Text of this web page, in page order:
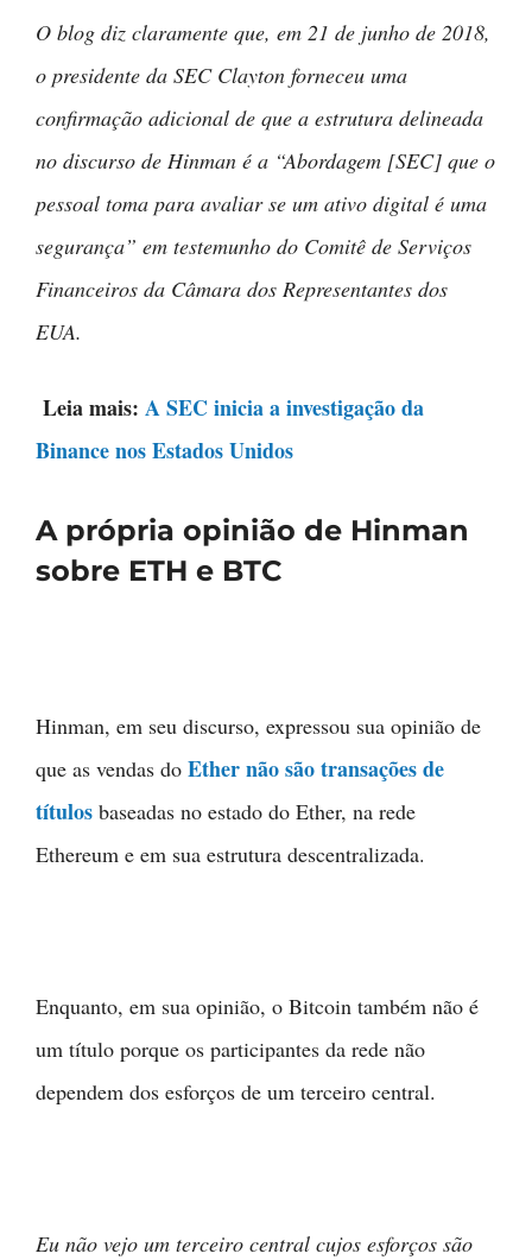
O blog diz claramente que, em 21 de junho de 2018,
o presidente da SEC Clayton forneceu uma
confirmação adicional de que a estrutura delineada
no discurso de Hinman é a “Abordagem [SEC] que o
pessoal toma para avaliar se um ativo digital é uma
segurança” em testemunho do Comitê de Serviços
Financeiros da Câmara dos Representantes dos
EUA.
Leia mais: A SEC inicia a investigação da
Binance nos Estados Unidos
A própria opinião de Hinman
sobre ETH e BTC
Hinman, em seu discurso, expressou sua opinião de
que as vendas do Ether não são transações de
títulos baseadas no estado do Ether, na rede
Ethereum e em sua estrutura descentralizada.
Enquanto, em sua opinião, o Bitcoin também não é
um título porque os participantes da rede não
dependem dos esforços de um terceiro central.
Eu não vejo um terceiro central cujos esforços são